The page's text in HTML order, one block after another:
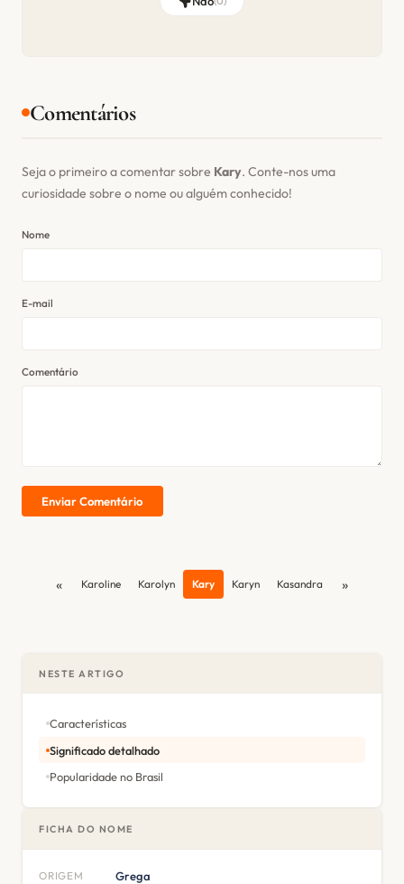
Comentários
Seja o primeiro a comentar sobre Kary. Conte-nos uma
curiosidade sobre o nome ou alguém conhecido!
Nome
E-mail
Comentário
Enviar Comentário
« Karoline Karolyn Kary Karyn Kasandra »
NESTE ARTIGO
Características
Significado detalhado
Popularidade no Brasil
FICHA DO NOME
ORIGEM Grega